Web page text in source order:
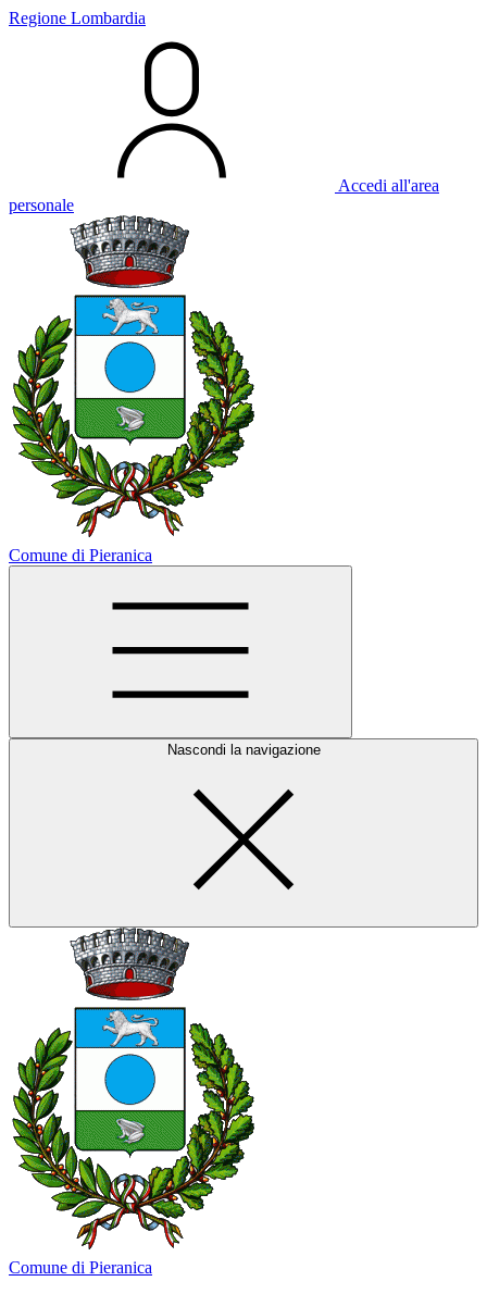
Regione Lombardia
Accedi all'area
personale
Comune di Pieranica
Nascondi la navigazione
Comune di Pieranica